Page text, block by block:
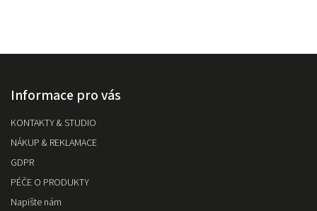
Informace pro vás
KONTAKTY & STUDIO
NÁKUP & REKLAMACE
GDPR
PÉČE O PRODUKTY
Napište nám